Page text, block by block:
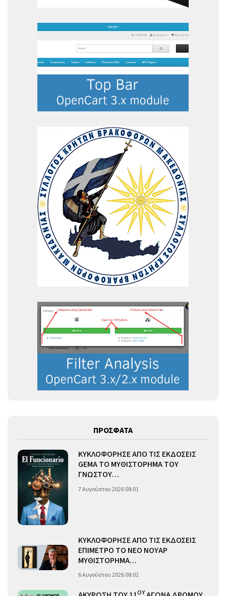
ΠΡΟΣΦΑΤΑ
ΚΥΚΛΟΦΟΡΗΣΕ ΑΠΟ ΤΙΣ ΕΚΔΟΣΕΙΣ
GEMA ΤΟ ΜΥΘΙΣΤΟΡΗΜΑ ΤΟΥ
ΓΝΩΣΤΟΥ…
7 Αυγούστου 2026 08:01
ΚΥΚΛΟΦΟΡΗΣΕ ΑΠΟ ΤΙΣ ΕΚΔΟΣΕΙΣ
ΕΠΙΜΕΤΡΟ ΤΟ ΝΕΟ ΝΟΥΑΡ
ΜΥΘΙΣΤΟΡΗΜΑ…
6 Αυγούστου 2026 08:02
ΟΥ